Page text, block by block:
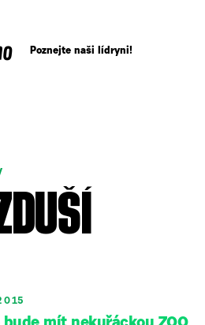
Poznejte naši lídryni!